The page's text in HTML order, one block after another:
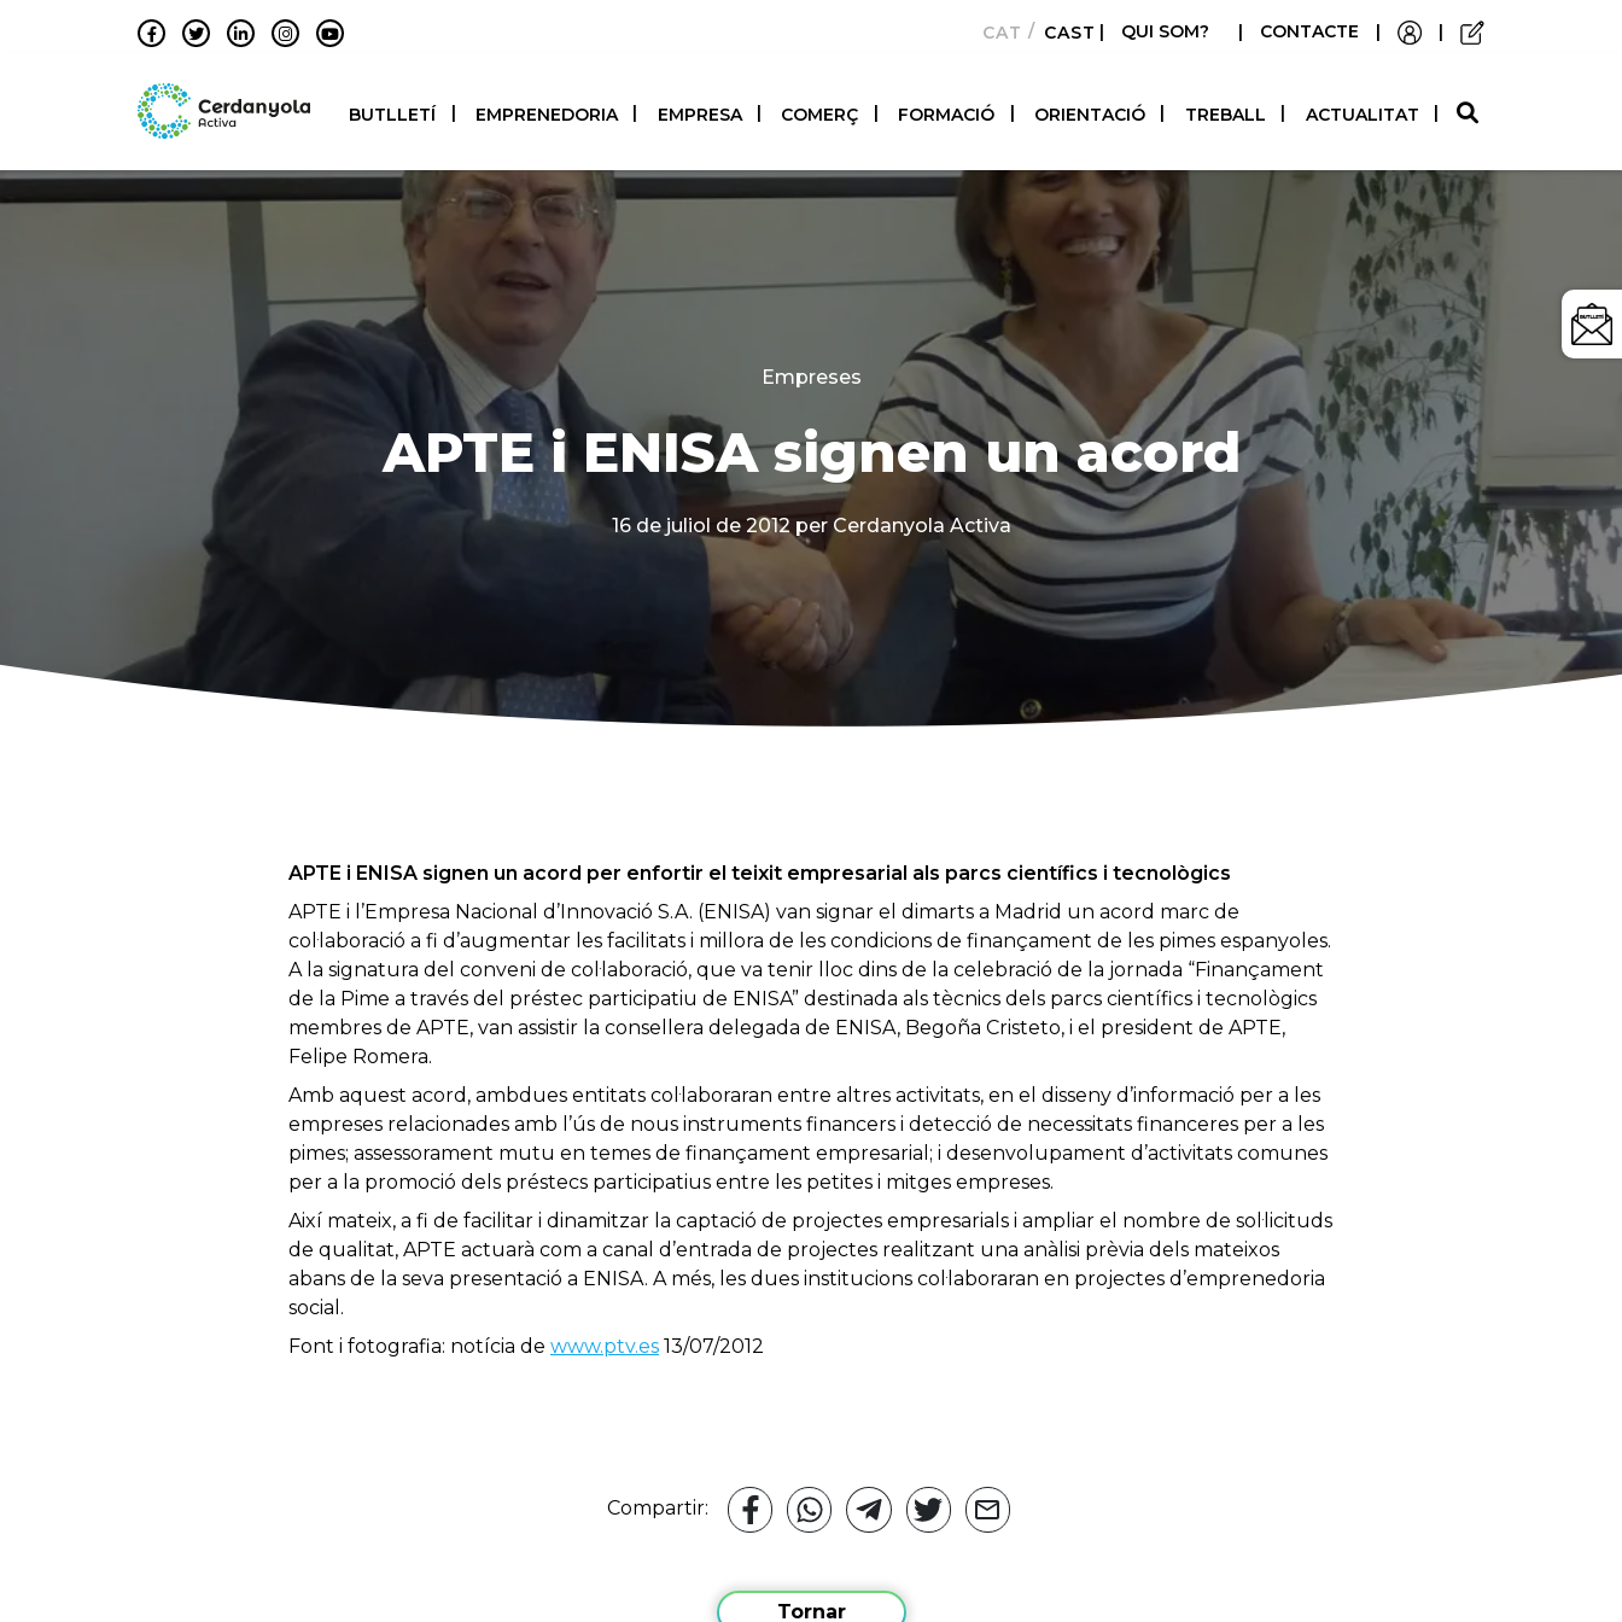
CATALÀCASTELLANO
| QUI SOM? | CONTACTE | |
BUTLLETÍ EMPRENEDORIA EMPRESA COMERÇ FORMACIÓ ORIENTACIÓ TREBALL ACTUALITAT
Categories
Empreses
APTE i ENISA signen un acord
16 de juliol de 2012 per Cerdanyola Activa
APTE i ENISA signen un acord per enfortir el teixit empresarial als parcs científics i tecnològics
APTE i l’Empresa Nacional d’Innovació S.A. (ENISA) van signar el dimarts a Madrid un acord marc de
col·laboració a fi d’augmentar les facilitats i millora de les condicions de finançament de les pimes espanyoles.
A la signatura del conveni de col·laboració, que va tenir lloc dins de la celebració de la jornada “Finançament
de la Pime a través del préstec participatiu de ENISA” destinada als tècnics dels parcs científics i tecnològics
membres de APTE, van assistir la consellera delegada de ENISA, Begoña Cristeto, i el president de APTE,
Felipe Romera.
Amb aquest acord, ambdues entitats col·laboraran entre altres activitats, en el disseny d’informació per a les
empreses relacionades amb l’ús de nous instruments financers i detecció de necessitats financeres per a les
pimes; assessorament mutu en temes de finançament empresarial; i desenvolupament d’activitats comunes
per a la promoció dels préstecs participatius entre les petites i mitges empreses.
Així mateix, a fi de facilitar i dinamitzar la captació de projectes empresarials i ampliar el nombre de sol·licituds
de qualitat, APTE actuarà com a canal d’entrada de projectes realitzant una anàlisi prèvia dels mateixos
abans de la seva presentació a ENISA. A més, les dues institucions col·laboraran en projectes d’emprenedoria
social.
Font i fotografia: notícia de www.ptv.es 13/07/2012
Compartir:
Tornar